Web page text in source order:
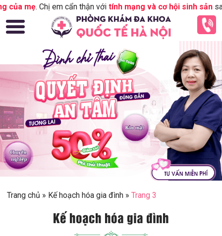
mẹ . Chị em cẩn thận vớitính mạng và cơ hội sinh sảnsau
Trang chủ » Kế hoạch hóa gia đình » Trang 3
Kế hoạch hóa gia đình